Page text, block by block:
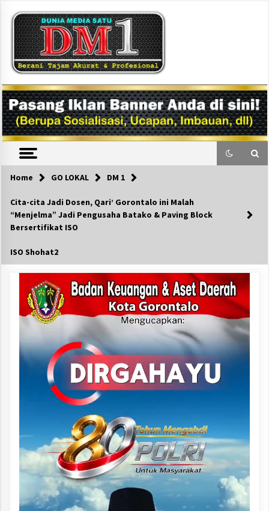
content
DM1
Home GO LOKAL DM 1
Cita-cita Jadi Dosen, Qari’ Gorontalo ini Malah
“Menjelma” Jadi Pengusaha Batako & Paving Block
Bersertifikat ISO
ISO Shohat2